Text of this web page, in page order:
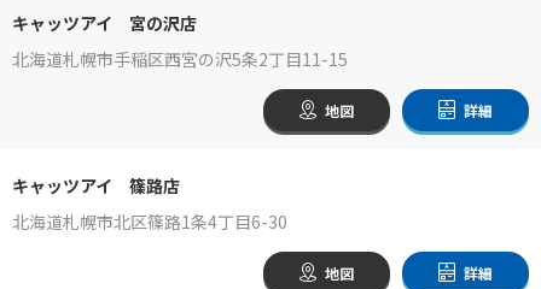
キャッツアイ 宮の沢店
北海道札幌市手稲区西宮の沢5条2丁目11-15
地図 詳細
キャッツアイ 篠路店
北海道札幌市北区篠路1条4丁目6-30
地図 詳細